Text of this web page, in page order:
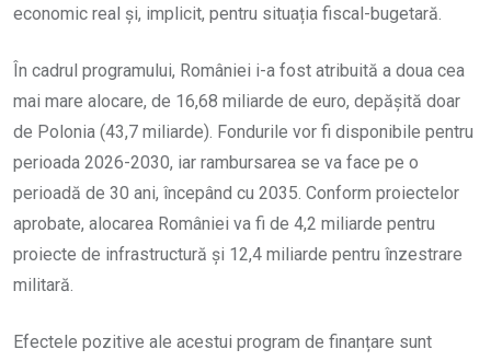
economic real și, implicit, pentru situația fiscal-bugetară.
În cadrul programului, României i-a fost atribuită a doua cea
mai mare alocare, de 16,68 miliarde de euro, depășită doar
de Polonia (43,7 miliarde). Fondurile vor fi disponibile pentru
perioada 2026-2030, iar rambursarea se va face pe o
perioadă de 30 ani, începând cu 2035. Conform proiectelor
aprobate, alocarea României va fi de 4,2 miliarde pentru
proiecte de infrastructură și 12,4 miliarde pentru înzestrare
militară.
Efectele pozitive ale acestui program de finanțare sunt